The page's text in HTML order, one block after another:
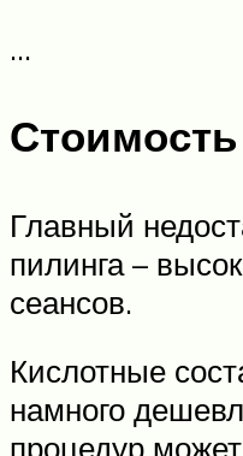
…
Стоимость
Главный
пилинга –
сеансов.
Кислотные
намного
процедур